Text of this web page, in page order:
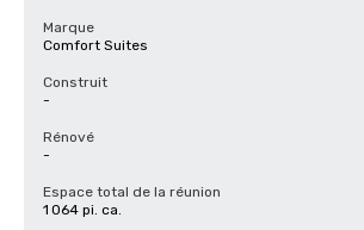
Marque
Comfort Suites
Construit
-
Rénové
-
Espace total de la réunion
1 064 pi. ca.